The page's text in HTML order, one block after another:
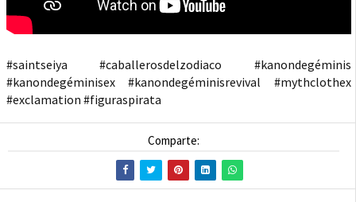
#saintseiya #caballerosdelzodiaco #kanondegéminis
#kanondegéminisex #kanondegéminisrevival #mythclothex
#exclamation #figuraspirata
Comparte: